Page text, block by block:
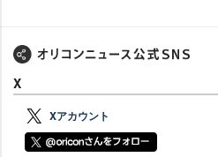
X
Xアカウント